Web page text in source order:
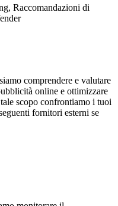
Raccomandazioni di
comprendere e valutare
online e ottimizzare
scopo confrontiamo i tuoi
fornitori esterni se